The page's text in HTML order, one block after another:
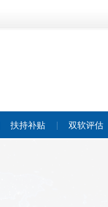
扶持补贴 双软评估